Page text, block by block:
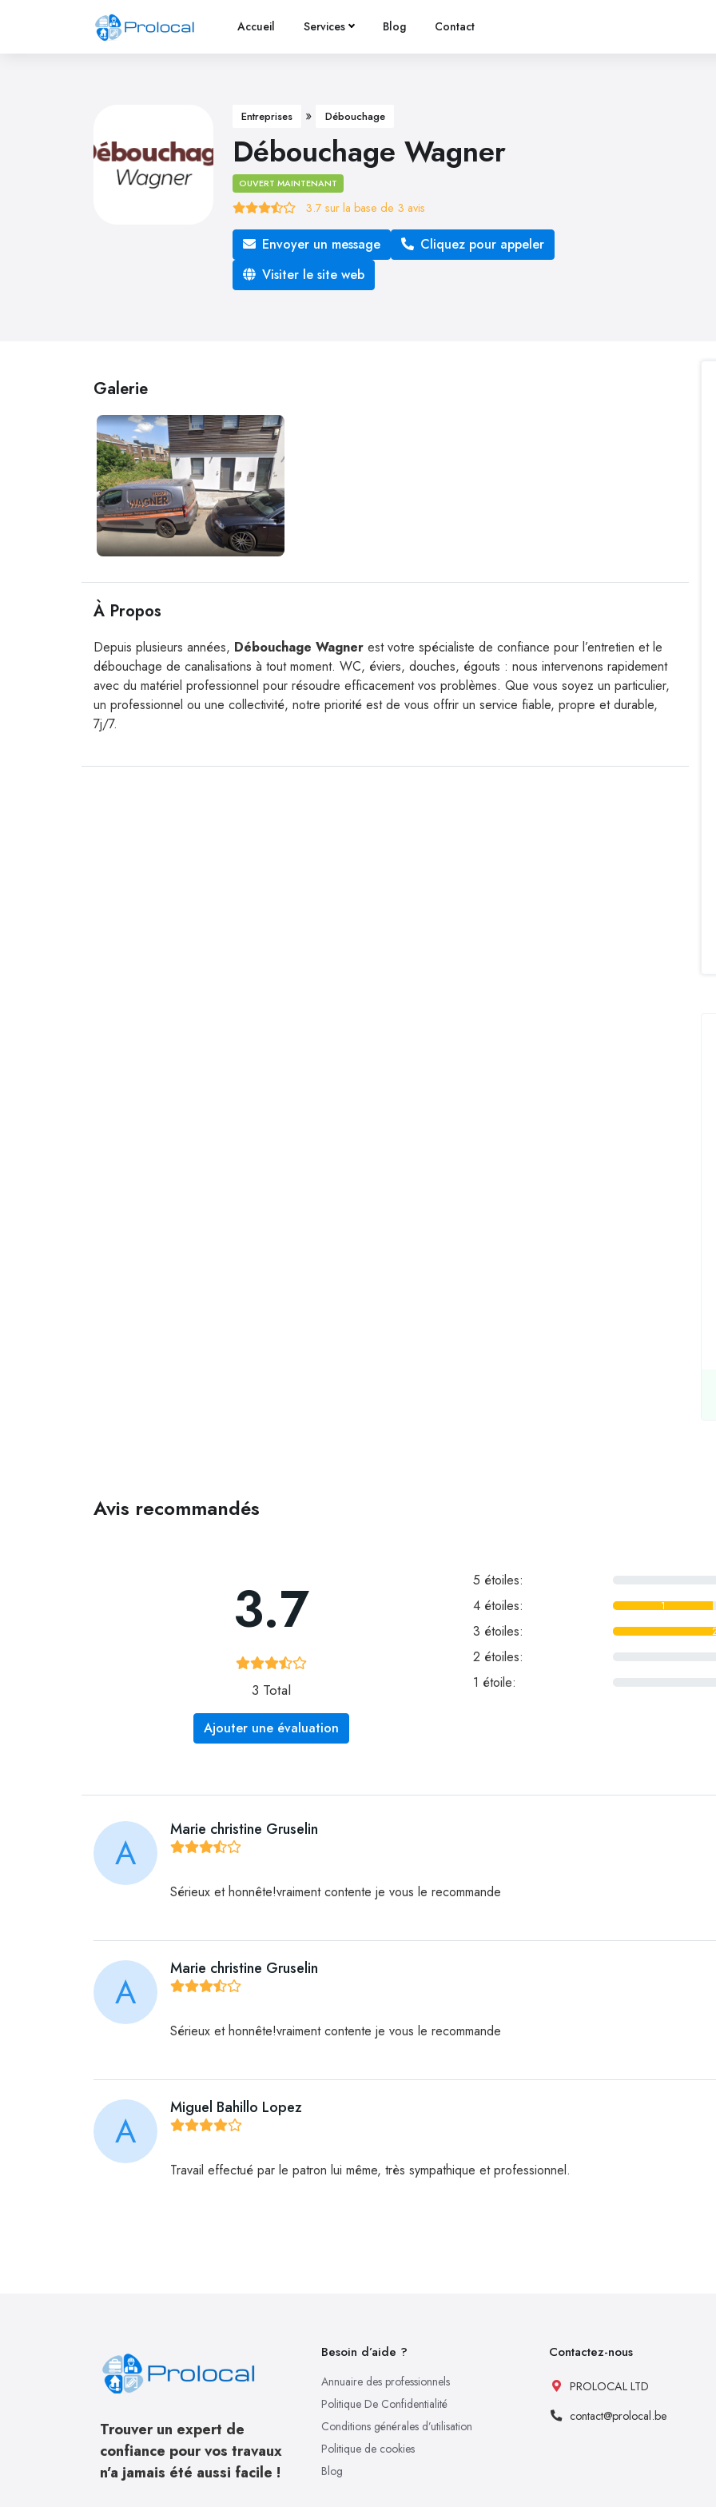
Accueil Services Blog Contact
Entreprises » Débouchage
Débouchage Wagner
OUVERT MAINTENANT
3.7 sur la base de 3 avis
Envoyer un message
Cliquez pour appeler
Visiter le site web
À Propos
Depuis plusieurs années, Débouchage Wagner est votre spécialiste de confiance pour l’entretien et le
débouchage de canalisations à tout moment. WC, éviers, douches, égouts : nous intervenons rapidement
avec du matériel professionnel pour résoudre efficacement vos problèmes. Que vous soyez un particulier,
un professionnel ou une collectivité, notre priorité est de vous offrir un service fiable, propre et durable,
7j/7.
Galerie
Avis recommandés
3.7
3 Total
Ajouter une évaluation
5 étoiles:
4 étoiles: 1
3 étoiles:
2 étoiles:
1 étoile:
A
Marie christine Gruselin
Sérieux et honnête!vraiment contente je vous le recommande
A
Marie christine Gruselin
Sérieux et honnête!vraiment contente je vous le recommande
A
Miguel Bahillo Lopez
Travail effectué par le patron lui même, très sympathique et professionnel.
Trouver un expert de
confiance pour vos travaux
n’a jamais été aussi facile !
Besoin d’aide ?
Annuaire des professionnels
Politique De Confidentialité
Conditions générales d’utilisation
Politique de cookies
Blog
Contactez-nous
PROLOCAL LTD
contact@prolocal.be